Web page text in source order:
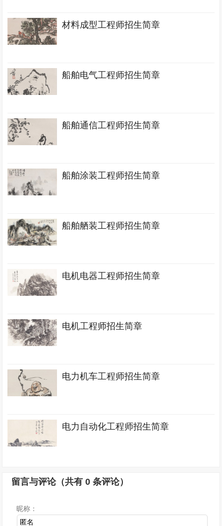
材料成型工程师招生简章
船舶电气工程师招生简章
船舶通信工程师招生简章
船舶涂装工程师招生简章
船舶舾装工程师招生简章
电机电器工程师招生简章
电机工程师招生简章
电力机车工程师招生简章
电力自动化工程师招生简章
留言与评论（共有0 条评论）
昵称：